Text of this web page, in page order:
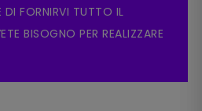
FORNIRVI TUTTO IL
BISOGNO PER REALIZZARE